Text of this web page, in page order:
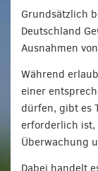
Grundsätzlich
Deutschland
Ausnahmen
Während
einer
dürfen, gibt es
erforderlich ist,
Überwachung
Dabei handelt